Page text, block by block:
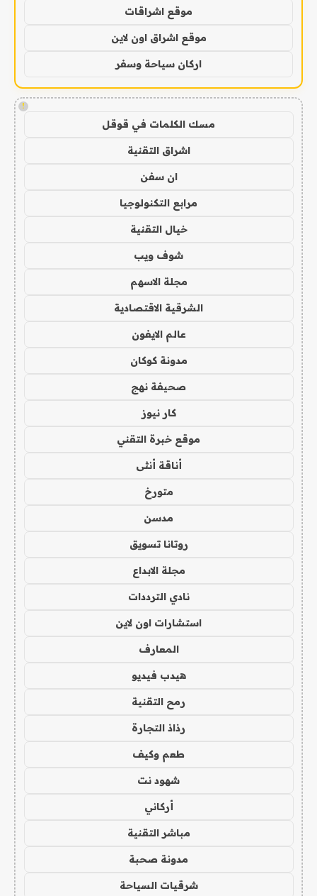
موقع اشراقات
موقع اشراق اون لاين
اركان سياحة وسفر
!
مسك الكلمات في قوقل
اشراق التقنية
ان سفن
مرابع التكنولوجيا
خيال التقنية
شوف ويب
مجلة الاسهم
الشرقية الاقتصادية
عالم الايفون
مدونة كوكان
صحيفة نهج
كار نيوز
موقع خبرة التقني
أناقة أنثى
متورخ
مدسن
روتانا تسويق
مجلة الابداع
نادي الترددات
استشارات اون لاين
المعارف
هيدب فيديو
رمح التقنية
رذاذ التجارة
طعم وكيف
شهود نت
أركاني
مباشر التقنية
مدونة صحبة
شرقيات السياحة